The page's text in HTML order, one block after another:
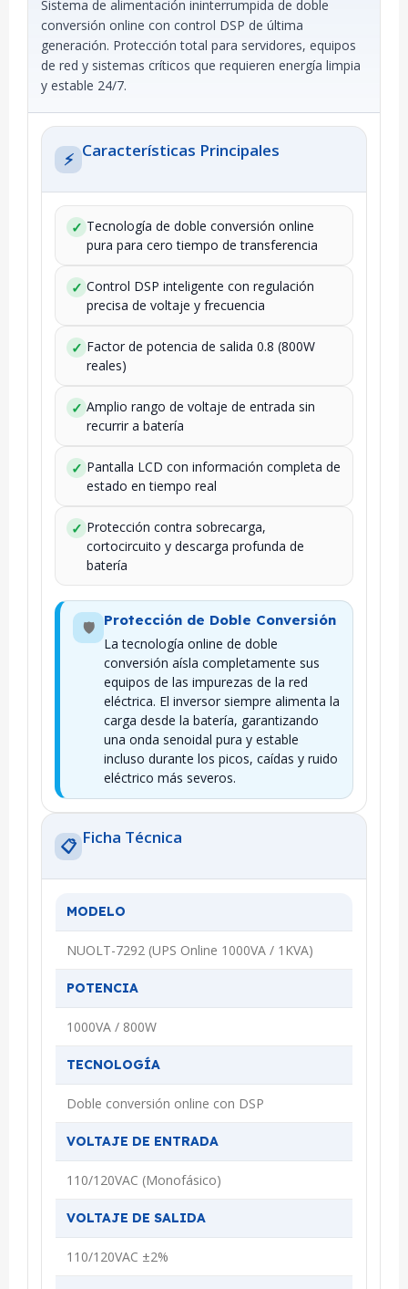
Sistema de alimentación ininterrumpida de doble
conversión online con control DSP de última
generación. Protección total para servidores, equipos
de red y sistemas críticos que requieren energía limpia
y estable 24/7.
⚡ Características Principales
✓ Tecnología de doble conversión online
pura para cero tiempo de transferencia
✓ Control DSP inteligente con regulación
precisa de voltaje y frecuencia
✓ Factor de potencia de salida 0.8 (800W
reales)
✓ Amplio rango de voltaje de entrada sin
recurrir a batería
✓ Pantalla LCD con información completa de
estado en tiempo real
✓ Protección contra sobrecarga,
cortocircuito y descarga profunda de
batería
🛡️
Protección de Doble Conversión
La tecnología online de doble
conversión aísla completamente sus
equipos de las impurezas de la red
eléctrica. El inversor siempre alimenta la
carga desde la batería, garantizando
una onda senoidal pura y estable
incluso durante los picos, caídas y ruido
eléctrico más severos.
📋 Ficha Técnica
MODELO
NUOLT-7292 (UPS Online 1000VA / 1KVA)
POTENCIA
1000VA / 800W
TECNOLOGÍA
Doble conversión online con DSP
VOLTAJE DE ENTRADA
110/120VAC (Monofásico)
VOLTAJE DE SALIDA
110/120VAC ±2%